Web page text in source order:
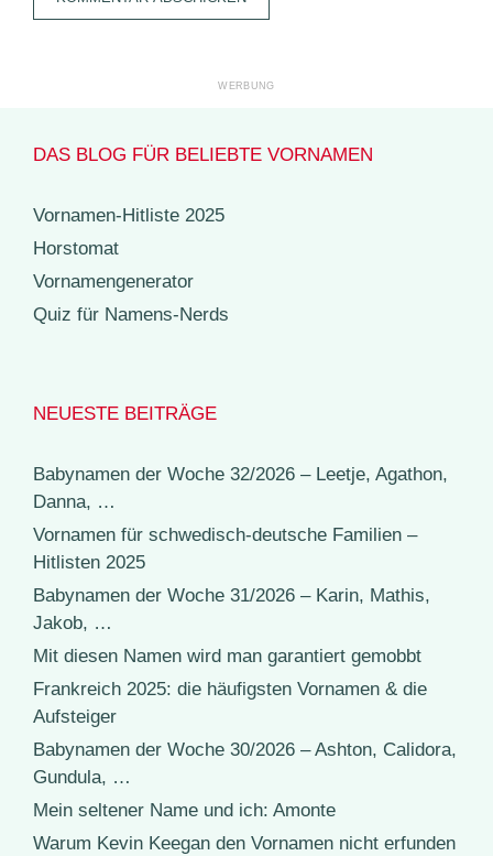
DAS BLOG FÜR BELIEBTE VORNAMEN
Vornamen-Hitliste 2025
Horstomat
Vornamengenerator
Quiz für Namens-Nerds
NEUESTE BEITRÄGE
Babynamen der Woche 32/2026 – Leetje, Agathon,
Danna, …
Vornamen für schwedisch-deutsche Familien –
Hitlisten 2025
Babynamen der Woche 31/2026 – Karin, Mathis,
Jakob, …
Mit diesen Namen wird man garantiert gemobbt
Frankreich 2025: die häufigsten Vornamen & die
Aufsteiger
Babynamen der Woche 30/2026 – Ashton, Calidora,
Gundula, …
Mein seltener Name und ich: Amonte
Warum Kevin Keegan den Vornamen nicht erfunden